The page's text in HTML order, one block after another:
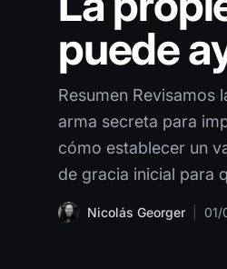
puede
Resumen Revisamos
arma secreta para
cómo establecer un
de gracia inicial para
Nicolás Georger